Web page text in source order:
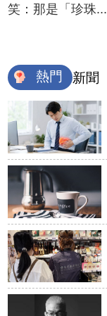
笑：那是「珍珠...
熱門 新聞